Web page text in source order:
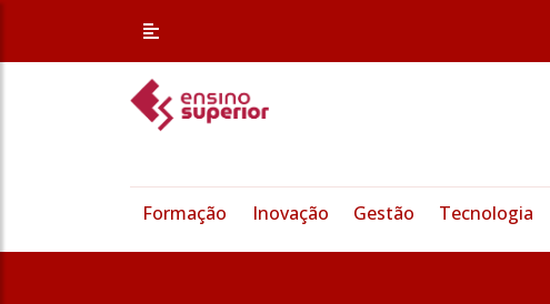
Formação Inovação Gestão Tecnologia